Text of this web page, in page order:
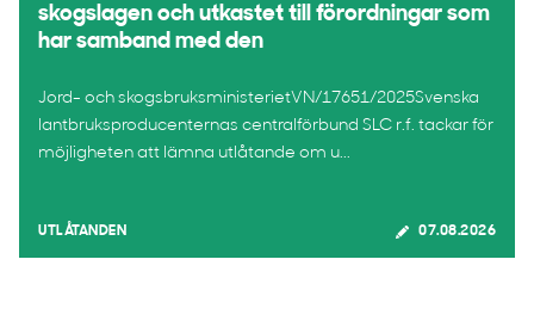
skogslagen och utkastet till förordningar som
har samband med den
Jord- och skogsbruksministerietVN/17651/2025Svenska
lantbruksproducenternas centralförbund SLC r.f. tackar för
möjligheten att lämna utlåtande om u...
UTLÅTANDEN 07.08.2026